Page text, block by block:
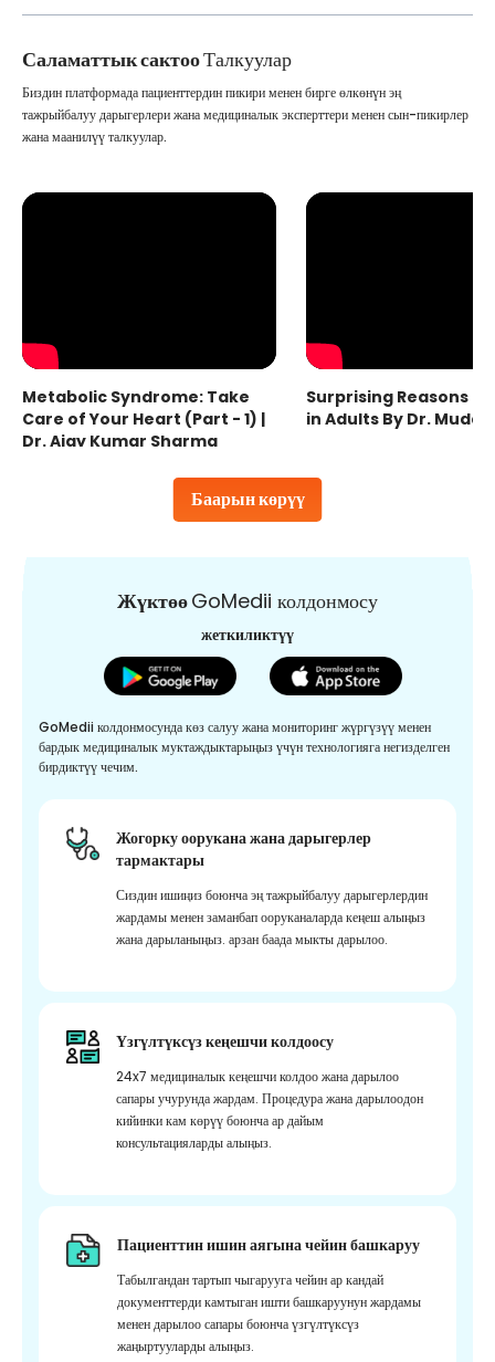
Саламаттык сактооТалкуулар
Баарын көрүү
Биздин платформада пациенттердин пикири менен бирге өлкөнүн эң
тажрыйбалуу дарыгерлери жана медициналык эксперттери менен сын-пикирлер
жана маанилүү талкуулар.
Metabolic Syndrome: Take
Care of Your Heart (Part - 1) |
Dr. Ajay Kumar Sharma
Surprising Reasons
in Adults By Dr.
ЖүктөөGoMedii колдонмосу
жеткиликтүү
GoMedii колдонмосунда көз салуу жана мониторинг жүргүзүү менен
бардык медициналык муктаждыктарыңыз үчүн технологияга негизделген
бирдиктүү чечим.
Жогорку оорукана жана дарыгерлер
тармактары
Сиздин ишиңиз боюнча эң тажрыйбалуу дарыгерлердин
жардамы менен заманбап ооруканаларда кеңеш алыңыз
жана дарыланыңыз. арзан баада мыкты дарылоо.
Үзгүлтүксүз кеңешчи колдоосу
24x7 медициналык кеңешчи колдоо жана дарылоо
сапары учурунда жардам. Процедура жана дарылоодон
кийинки кам көрүү боюнча ар дайым
консультацияларды алыңыз.
Пациенттин ишин аягына чейин башкаруу
Табылгандан тартып чыгарууга чейин ар кандай
документтерди камтыган ишти башкаруунун жардамы
менен дарылоо сапары боюнча үзгүлтүксүз
жаңыртууларды алыңыз.